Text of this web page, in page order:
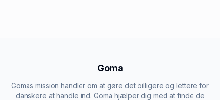
Goma
Gomas mission handler om at gøre det billigere og lettere for
danskere at handle ind. Goma hjælper dig med at finde de